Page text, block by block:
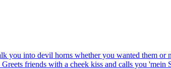
you into devil horns whether you wanted them
friends with a cheek kiss and calls you 'mein